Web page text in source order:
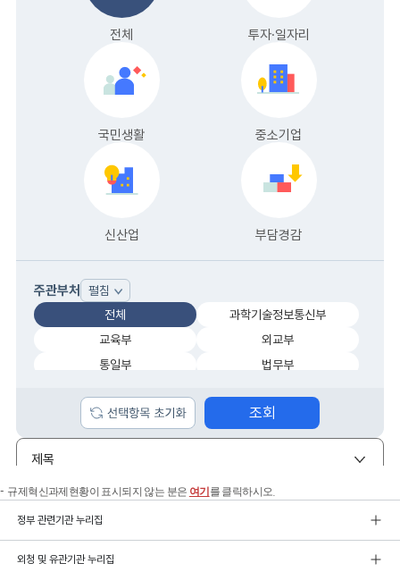
규제혁신과제현황이 표시되지 않는 분은 여기 를 클릭하시오.
정부 관련기관 누리집
외청 및 유관기관 누리집